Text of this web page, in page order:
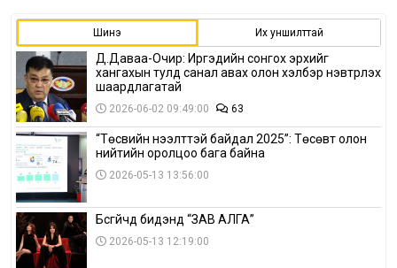
Шинэ Их уншилттай
Д.Даваа-Очир: Иргэдийн сонгох эрхийг
хангахын тулд санал авах олон хэлбэр нэвтрүүлэх
шаардлагатай
2026-06-02 09:49:00 63
“Төсвийн нээлттэй байдал 2025”: Төсөвт олон
нийтийн оролцоо бага байна
2026-05-13 13:56:00
Бүсгүйчүүд бидэнд “ЗАВ АЛГА”
2026-05-13 12:19:00